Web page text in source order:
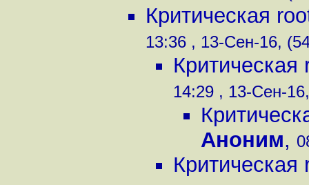
Критическая
13:36 , 13-Сен-16,
Критическая
14:29 , 13-Сен-
Аноним,
Критическая